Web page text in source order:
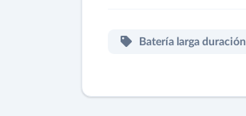
Batería larga duración